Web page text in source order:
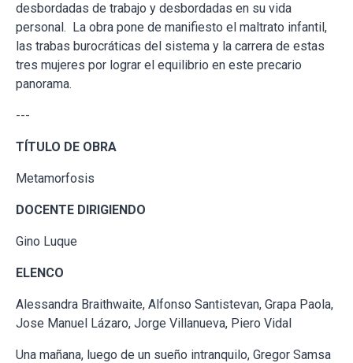
desbordadas de trabajo y desbordadas en su vida
personal. La obra pone de manifiesto el maltrato infantil,
las trabas burocráticas del sistema y la carrera de estas
tres mujeres por lograr el equilibrio en este precario
panorama.
---
TÍTULO DE OBRA
Metamorfosis
DOCENTE DIRIGIENDO
Gino Luque
ELENCO
Alessandra Braithwaite, Alfonso Santistevan, Grapa Paola,
Jose Manuel Lázaro, Jorge Villanueva, Piero Vidal
Una mañana, luego de un sueño intranquilo, Gregor Samsa